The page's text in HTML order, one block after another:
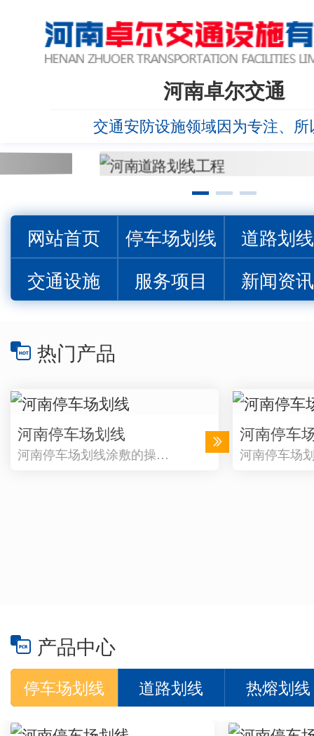
河南卓尔交通
交通安防设施领域因为专注、
网站首页 停车场划线
道路划线
交通设施
服务项目 新闻资讯
热门产品
河南停车场划线
河南停车场划线涂敷的操…
河南停车
河南停车场
产品中心
停车场划线 道路划线 热熔划线